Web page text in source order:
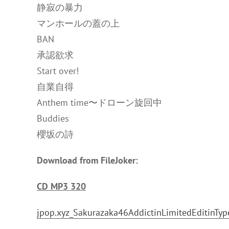
静寂の暴力
マンホールの蓋の上
BAN
承認欲求
Start over!
自業自得
Anthem time〜ドローン旋回中
Buddies
櫻坂の詩
Download from FileJoker:
CD MP3 320